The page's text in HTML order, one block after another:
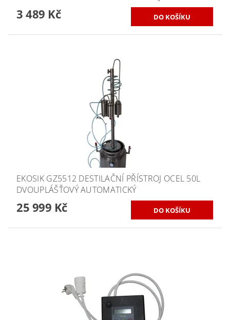
3 489 Kč
EKOSIK GZ5512 DESTILAČNÍ PŘÍSTROJ OCEL 50L
DVOUPLÁŠŤOVÝ AUTOMATICKÝ
25 999 Kč